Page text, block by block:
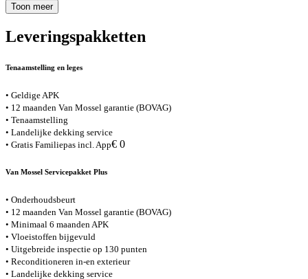
Toon meer
Leveringspakketten
Tenaamstelling en leges
• Geldige APK
• 12 maanden Van Mossel garantie (BOVAG)
• Tenaamstelling
• Landelijke dekking service
• Gratis Familiepas incl. App€ 0
Van Mossel Servicepakket Plus
• Onderhoudsbeurt
• 12 maanden Van Mossel garantie (BOVAG)
• Minimaal 6 maanden APK
• Vloeistoffen bijgevuld
• Uitgebreide inspectie op 130 punten
• Reconditioneren in-en exterieur
• Landelijke dekking service